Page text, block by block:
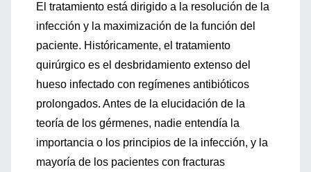
El tratamiento está dirigido a la resolución de la
infección y la maximización de la función del
paciente. Históricamente, el tratamiento
quirúrgico es el desbridamiento extenso del
hueso infectado con regímenes antibióticos
prolongados. Antes de la elucidación de la
teoría de los gérmenes, nadie entendía la
importancia o los principios de la infección, y la
mayoría de los pacientes con fracturas